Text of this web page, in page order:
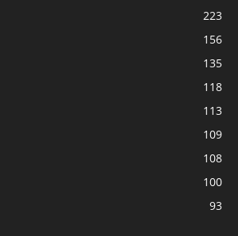
223
156
135
118
113
109
108
100
93